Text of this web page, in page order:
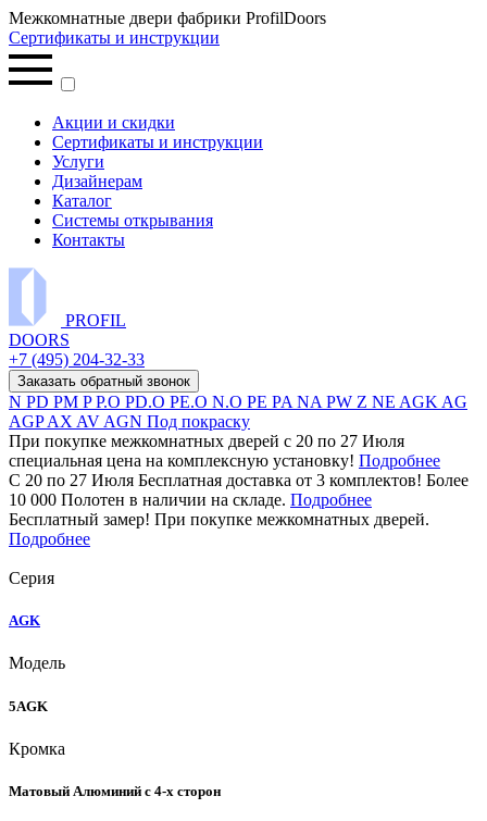
Межкомнатные двери фабрики ProfilDoors
Сертификаты и инструкции
Акции и скидки
Сертификаты и инструкции
Услуги
Дизайнерам
Каталог
Системы открывания
Контакты
PROFIL
DOORS
+7 (495) 204-32-33
Заказать обратный звонок
N PD PM PP.O PD.O PE.O N.O PE PA NA PW Z NE AGK AG
AGPAX AV AGN Под покраску
При покупке межкомнатных дверей c 20 по 27 Июля
специальная цена на комплексную установку! Подробнее
С 20 по 27 Июля Бесплатная доставка от 3 комплектов! Более
10 000 Полотен в наличии на складе. Подробнее
Бесплатный замер! При покупке межкомнатных дверей.
Подробнее
Серия
AGK
Модель
5AGK
Кромка
Матовый Алюминий с 4-х сторон